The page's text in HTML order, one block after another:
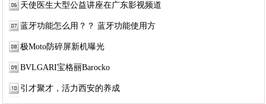
天使医生大型公益讲座在广东影视频道
蓝牙功能怎么用？？ 蓝牙功能使用方
极Moto防碎屏新机曝光
BVLGARI宝格丽Barocko
引才聚才，活力西安的养成